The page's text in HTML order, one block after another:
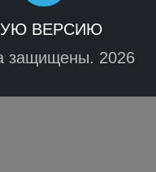
ВЕРСИЮ
защищены. 2026